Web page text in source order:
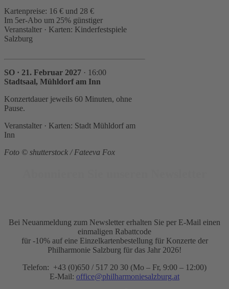
Kartenpreise: 16 € und 28 €
Im 5er-Abo um 25% günstiger
Veranstalter · Karten: Kinderfestspiele
Salzburg
SO · 21. Februar 2027 · 16:00
Stadtsaal, Mühldorf am Inn
Konzertdauer jeweils 60 Minuten, ohne
Pause.
Veranstalter · Karten: Stadt Mühldorf am
Inn
Foto © shutterstock / Fateeva Fox
Bei Neuanmeldung zum Newsletter erhalten Sie per E-Mail einen
einmaligen Rabattcode
für -10% auf eine Einzelkartenbestellung für Konzerte der
Philharmonie Salzburg für das Jahr 2026!
Telefon: +43 (0)650 / 517 20 30 (Mo – Fr, 9:00 – 12:00)
E-Mail: office@philharmoniesalzburg.at